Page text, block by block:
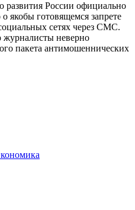
развития России официально
якобы готовящемся запрете
сетях через СМС.
журналисты неверно
пакета антимошеннических